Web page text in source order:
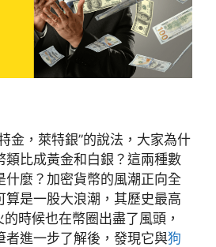
金，萊特銀”的說法，大家為什
類比成黃金和白銀？這兩種數
什麼？加密貨幣的風潮正向全
算是一股大浪潮，其歷史最高
時候也在幣圈出盡了風頭，
者進一步了解後，發現它與狗